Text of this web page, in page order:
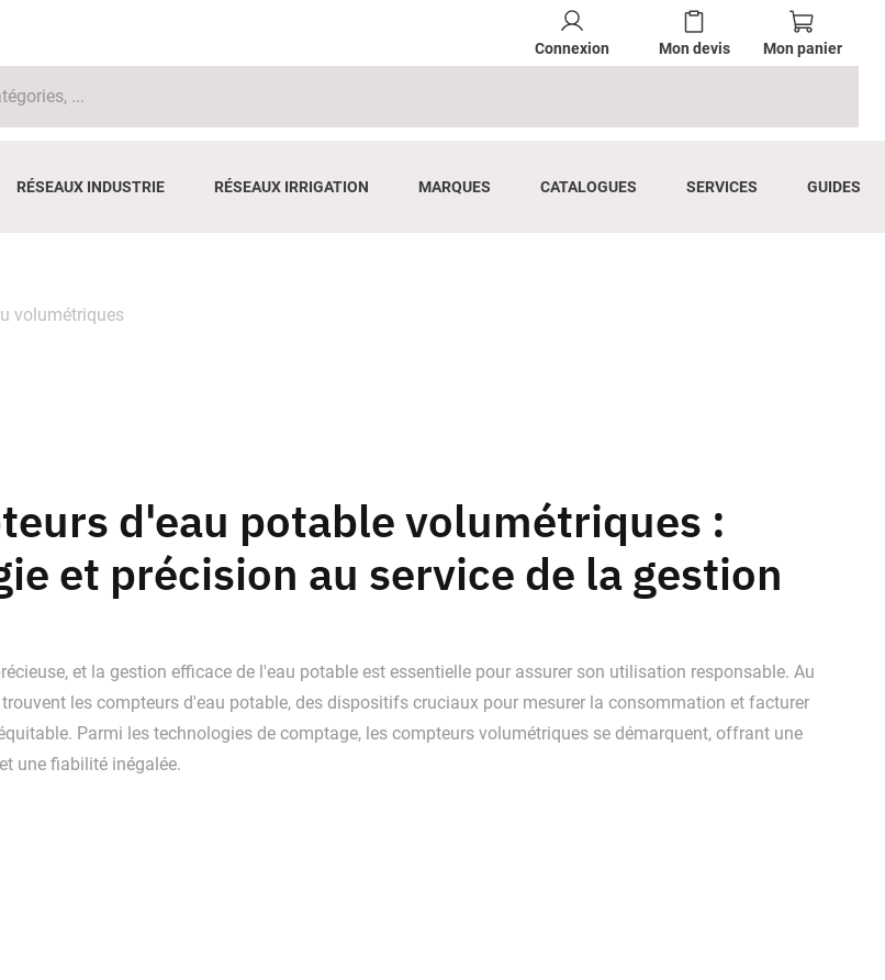
Connexion Mon devis Mon panier
RÉSEAUX INDUSTRIE RÉSEAUX IRRIGATION MARQUES CATALOGUES SERVICES GUIDES
volumétriques
d'eau potable volumétriques :
et précision au service de la gestion
et la gestion efficace de l'eau potable est essentielle pour assurer son utilisation responsable. Au
les compteurs d'eau potable, des dispositifs cruciaux pour mesurer la consommation et facturer
Parmi les technologies de comptage, les compteurs volumétriques se démarquent, offrant une
une fiabilité inégalée.